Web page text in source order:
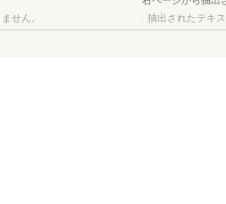
せん。
抽出されたテキ